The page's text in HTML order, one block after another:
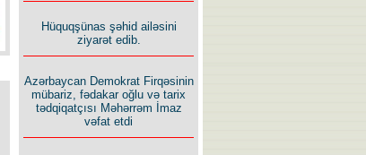
Hüquqşünas şəhid ailəsini
ziyarət edib.
Azərbaycan Demokrat Firqəsinin
mübariz, fədakar oğlu və tarix
tədqiqatçısı Məhərrəm İmaz
vəfat etdi